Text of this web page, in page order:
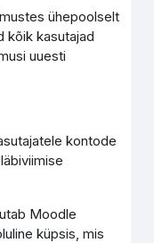
ühepoolselt
kõik kasutajad
uuesti
kontode
Moodle
küpsis, mis